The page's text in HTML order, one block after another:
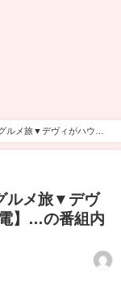
ルメ旅▼デヴィがハウス
ルメ旅▼デヴ
】…の番組内